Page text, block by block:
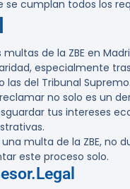
se cumplan todos los
de la ZBE en
especialmente
del Tribunal
no solo es un
tus intereses
multa de la ZBE, no
este proceso solo.